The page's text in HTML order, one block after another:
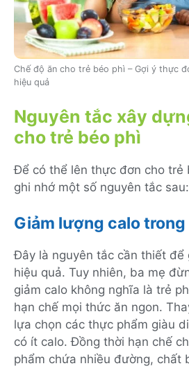
Chế độ ăn cho trẻ béo phì – Gợi ý thực
hiệu quả
Nguyên tắc xây
cho trẻ béo phì
Để có thể lên thực đơn cho trẻ
ghi nhớ một số nguyên tắc sau:
Giảm lượng calo trong
Đây là nguyên tắc cần thiết để
hiệu quả. Tuy nhiên, ba mẹ
giảm calo không nghĩa là trẻ
hạn chế mọi thức ăn ngon.
lựa chọn các thực phẩm giàu
có ít calo. Đồng thời hạn chế
phẩm chứa nhiều đường, chất